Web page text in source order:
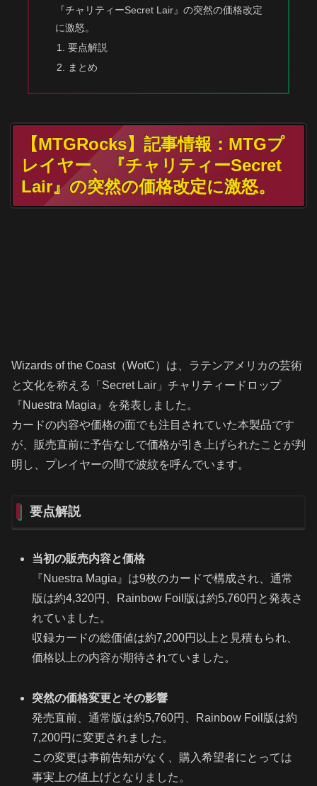
『チャリティーSecret Lair』の突然の価格改定
に激怒。
要点解説
まとめ
【MTGRocks】記事情報：MTGプ
レイヤー、『チャリティーSecret
Lair』の突然の価格改定に激怒。
Wizards of the Coast（WotC）は、ラテンアメリカの芸術
と文化を称える「Secret Lair」チャリティードロップ
『Nuestra Magia』を発表しました。
カードの内容や価格の面でも注目されていた本製品です
が、販売直前に予告なしで価格が引き上げられたことが判
明し、プレイヤーの間で波紋を呼んでいます。
要点解説
当初の販売内容と価格
『Nuestra Magia』は9枚のカードで構成され、通常
版は約4,320円、Rainbow Foil版は約5,760円と発表さ
れていました。
収録カードの総価値は約7,200円以上と見積もられ、
価格以上の内容が期待されていました。
突然の価格変更とその影響
発売直前、通常版は約5,760円、Rainbow Foil版は約
7,200円に変更されました。
この変更は事前告知がなく、購入希望者にとっては
事実上の値上げとなりました。